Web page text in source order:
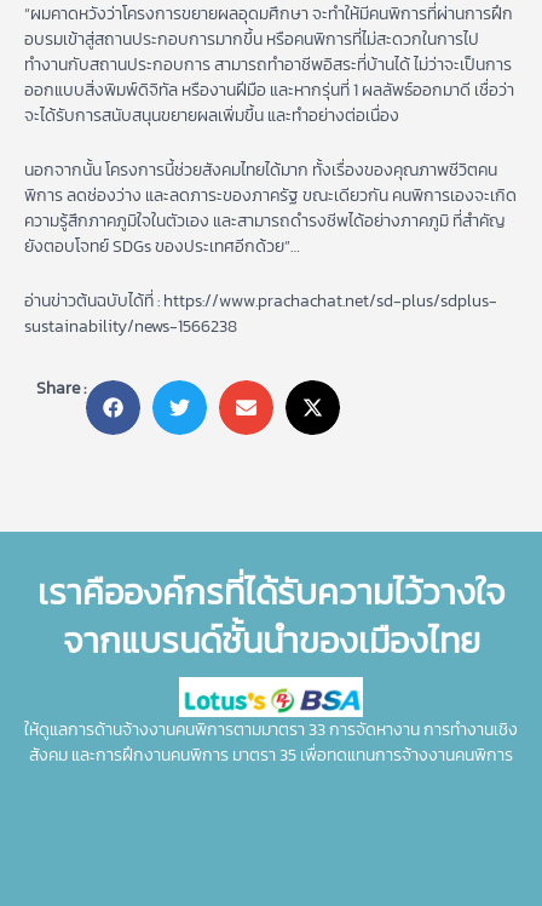
“ผมคาดหวังว่าโครงการขยายผลอุดมศึกษา จะทำให้มีคนพิการที่ผ่านการฝึก
อบรมเข้าสู่สถานประกอบการมากขึ้น หรือคนพิการที่ไม่สะดวกในการไป
ทำงานกับสถานประกอบการ สามารถทำอาชีพอิสระที่บ้านได้ ไม่ว่าจะเป็นการ
ออกแบบสิ่งพิมพ์ดิจิทัล หรืองานฝีมือ และหากรุ่นที่ 1 ผลลัพธ์ออกมาดี เชื่อว่า
จะได้รับการสนับสนุนขยายผลเพิ่มขึ้น และทำอย่างต่อเนื่อง
นอกจากนั้น โครงการนี้ช่วยสังคมไทยได้มาก ทั้งเรื่องของคุณภาพชีวิตคน
พิการ ลดช่องว่าง และลดภาระของภาครัฐ ขณะเดียวกัน คนพิการเองจะเกิด
ความรู้สึกภาคภูมิใจในตัวเอง และสามารถดำรงชีพได้อย่างภาคภูมิ ที่สำคัญ
ยังตอบโจทย์ SDGs ของประเทศอีกด้วย”…
อ่านข่าวต้นฉบับได้ที่ : https://www.prachachat.net/sd-plus/sdplus-
sustainability/news-1566238
Share :
เราคือองค์กรที่ได้รับความไว้วางใจ
จากแบรนด์ชั้นนำของเมืองไทย
ให้ดูแลการด้านจ้างงานคนพิการตามมาตรา 33 การจัดหางาน การทำงานเชิง
สังคม และการฝึกงานคนพิการ มาตรา 35 เพื่อทดแทนการจ้างงานคนพิการ